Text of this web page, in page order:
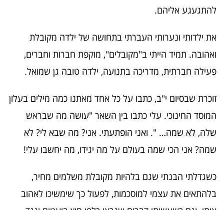
להתגעגע אליהם.
את ילדותי ונערותי העברתי בתחושה של ילדה מקובלת
ואהובה. תמיד הייתי ב"מקובלים", מוקפת חברות וחברים,
פעילה חברתית, מדריכה בתנועה, ילדה טובה גן שמואל.
זוכרת שבסיום י"ב, כתבו על כל אחד מאתנו כמה מילים בעלון
המוסד החינוכי. עלי כתבו בין השאר "עושה מה שבראש
שלה, לא שמה… ". ואני הופתעתי. אני? מה שבא לי? לא
שמה? אני הכי שמה בעולם על מה יגידו, מה יחשבו עלי!
כשגדלתי הבנתי שגם בלהיות מקובלת משלמים מחיר,
בלהתאים את עצמי למוסכמות, לפעול כך שימשיכו לאהוב